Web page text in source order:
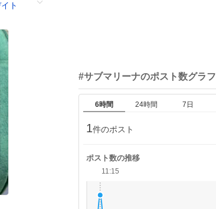
ト
#サブマリーナのポスト数グラフ
6時間 24時間 7日
1件のポスト
ポスト数の推移
11:15